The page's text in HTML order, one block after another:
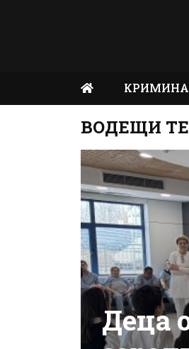
ВОДЕЩИ
Деца